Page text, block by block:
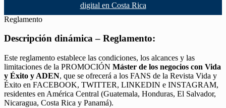
digital en Costa Rica
Reglamento
Descripción dinámica – Reglamento:
Este reglamento establece las condiciones, los alcances y las
limitaciones de la PROMOCIÓN Máster de los negocios con Vida
y Éxito y ADEN, que se ofrecerá a los FANS de la Revista Vida y
Éxito en FACEBOOK, TWITTER, LINKEDIN e INSTAGRAM,
residentes en América Central (Guatemala, Honduras, El Salvador,
Nicaragua, Costa Rica y Panamá).